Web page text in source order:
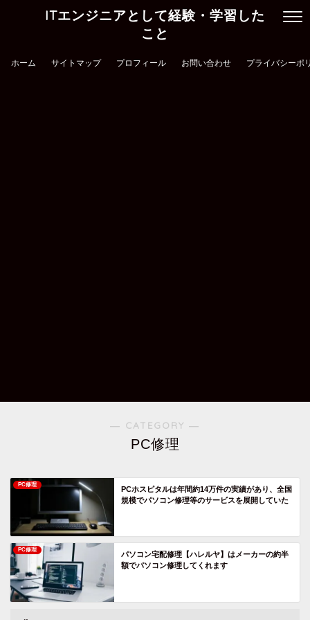
ITエンジニアとして経験・学習した
こと
ホーム サイトマップ プロフィール お問い合わせ プライバシーポ
― CATEGORY ―
PC修理
PC修理
PCホスピタルは年間約14万件の実績があり、全国
規模でパソコン修理等のサービスを展開していた
PC修理
パソコン宅配修理【ハレルヤ】はメーカーの約半
額でパソコン修理してくれます